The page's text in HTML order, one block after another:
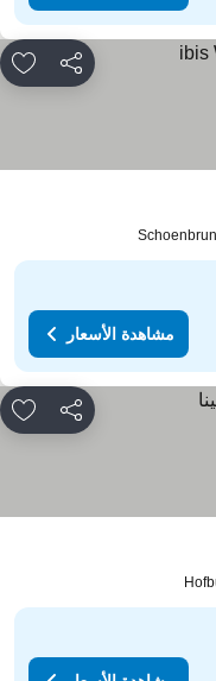
مشاركة
مشاهدة الأسعار
مشاركة